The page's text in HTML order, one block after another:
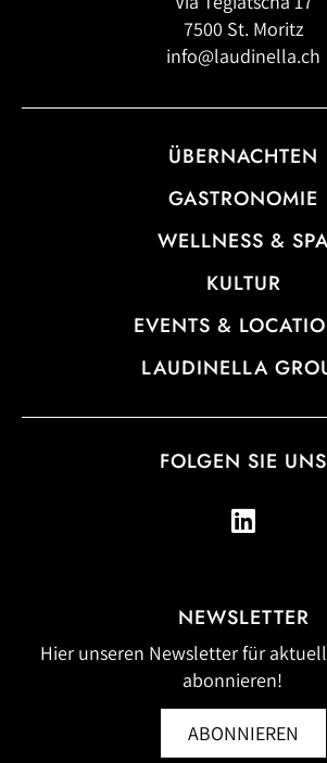
7500 St. Moritz
info@laudinella.ch
ÜBERNACHTEN
GASTRONOMIE
WELLNESS &
KULTUR
EVENTS &
LAUDINELLA
FOLGEN SIE UNS
NEWSLETTER
Hier unseren Newsletter für
abonnieren!
ABONNIEREN